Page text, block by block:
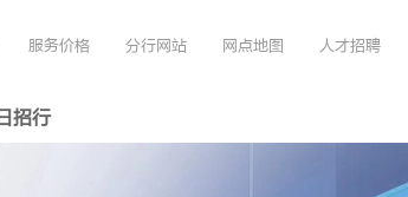
服务价格 分行网站 网点地图 人才招聘
招行